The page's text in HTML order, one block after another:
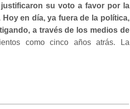
su voto a favor por la
en día, ya fuera de la política,
a través de los medios de
como cinco años atrás. La